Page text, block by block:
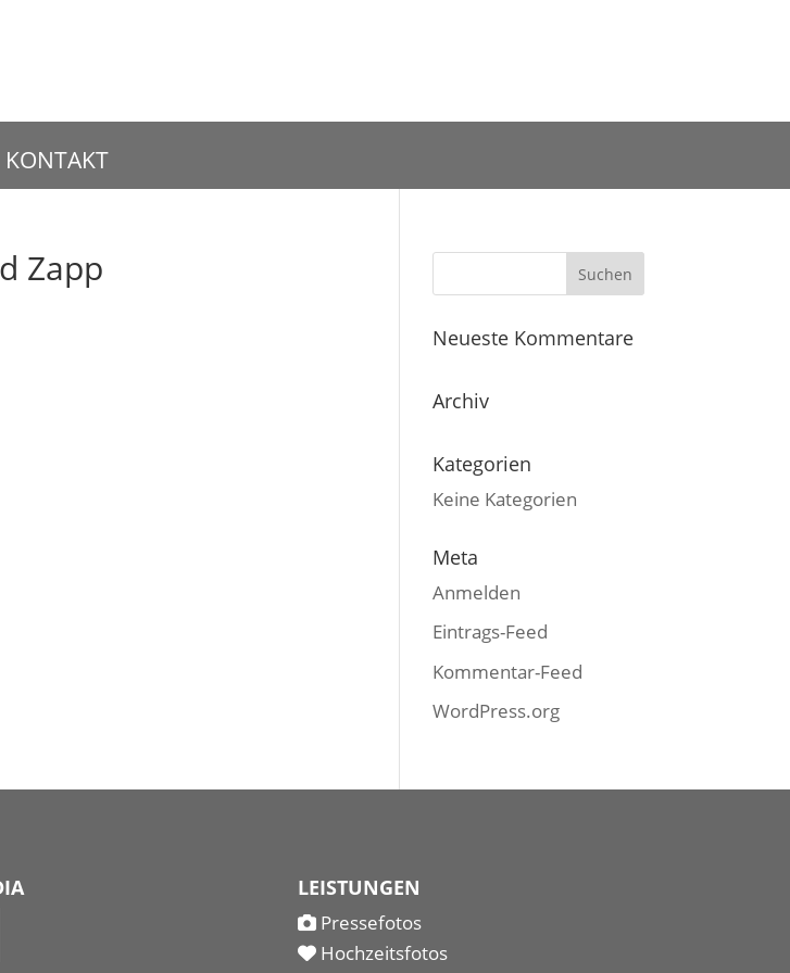
KONTAKT
Zapp
Neueste Kommentare
Archiv
Kategorien
Keine Kategorien
Meta
Anmelden
Eintrags-Feed
Kommentar-Feed
WordPress.org
LEISTUNGEN
Pressefotos
Hochzeitsfotos